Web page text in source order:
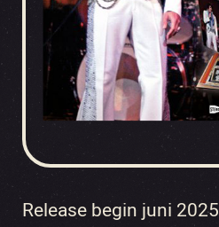
Release begin juni 2025